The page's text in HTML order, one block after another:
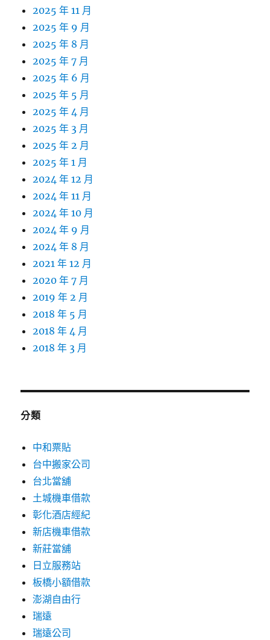
2025 年 11 月
2025 年 9 月
2025 年 8 月
2025 年 7 月
2025 年 6 月
2025 年 5 月
2025 年 4 月
2025 年 3 月
2025 年 2 月
2025 年 1 月
2024 年 12 月
2024 年 11 月
2024 年 10 月
2024 年 9 月
2024 年 8 月
2021 年 12 月
2020 年 7 月
2019 年 2 月
2018 年 5 月
2018 年 4 月
2018 年 3 月
分類
中和票貼
台中搬家公司
台北當舖
土城機車借款
彰化酒店經紀
新店機車借款
新莊當舖
日立服務站
板橋小額借款
澎湖自由行
瑞遠
瑞遠公司